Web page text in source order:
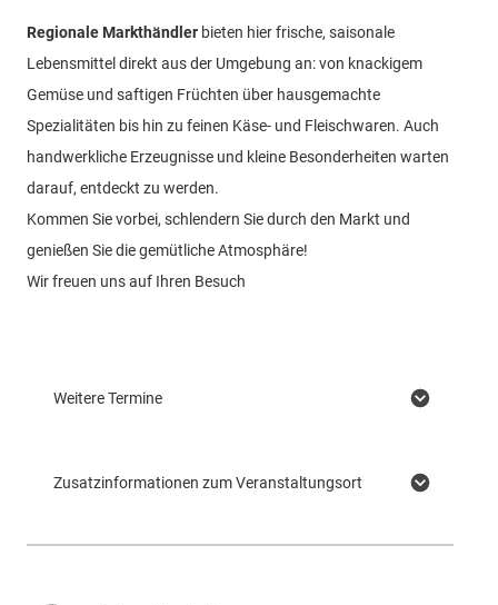
Regionale Markthändler bieten hier frische, saisonale
Lebensmittel direkt aus der Umgebung an: von knackigem
Gemüse und saftigen Früchten über hausgemachte
Spezialitäten bis hin zu feinen Käse- und Fleischwaren. Auch
handwerkliche Erzeugnisse und kleine Besonderheiten warten
darauf, entdeckt zu werden.
Kommen Sie vorbei, schlendern Sie durch den Markt und
genießen Sie die gemütliche Atmosphäre!
Wir freuen uns auf Ihren Besuch
Weitere Termine
Zusatzinformationen zum Veranstaltungsort